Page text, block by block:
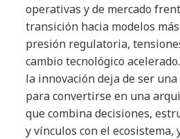
operativas y de mercado
transición hacia modelos
presión regulatoria,
cambio tecnológico
la innovación deja de ser
para convertirse en una
que combina decisiones,
y vínculos con el ecosistema,